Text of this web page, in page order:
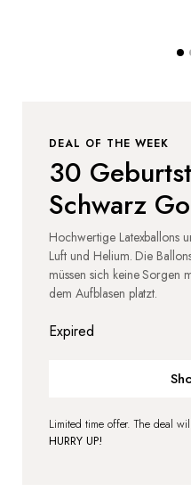
DEAL OF THE WEEK
30
Schwarz
Hochwertige Latexballons
Luft und Helium. Die
müssen sich keine Sorgen
dem Aufblasen platzt.
Expired
Limited time offer. The deal
HURRY UP!